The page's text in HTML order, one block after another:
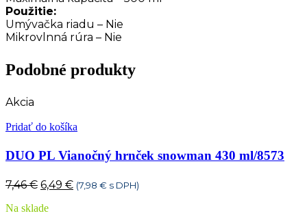
Použitie:
Umývačka riadu – Nie
Mikrovlnná rúra – Nie
Podobné produkty
Akcia
Pridať do košíka
DUO PL Vianočný hrnček snowman 430 ml/8573
7,46€ Pôvodná
bola:
6,49 €Aktuálna
(7,98 € s DPH)
Na sklade